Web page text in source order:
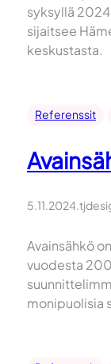
syksyllä
sijaitsee
keskustasta.
Referenssit
5.11.2024.
Avainsähkö
vuodesta
monipuolisia